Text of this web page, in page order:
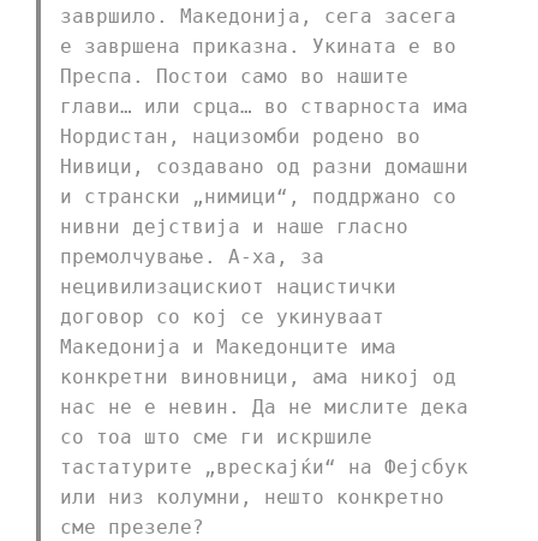
завршило. Македонија, сега засега
е завршена приказна. Укината е во
Преспа. Постои само во нашите
глави… или срца… во стварноста има
Нордистан, нацизомби родено во
Нивици, создавано од разни домашни
и странски „нимици“, поддржано со
нивни дејствија и наше гласно
премолчување. А-ха, за
нецивилизацискиот нацистички
договор со кој се укинуваат
Македонија и Македонците има
конкретни виновници, ама никој од
нас не е невин. Да не мислите дека
со тоа што сме ги искршиле
тастатурите „врескајќи“ на Фејсбук
или низ колумни, нешто конкретно
сме презеле?